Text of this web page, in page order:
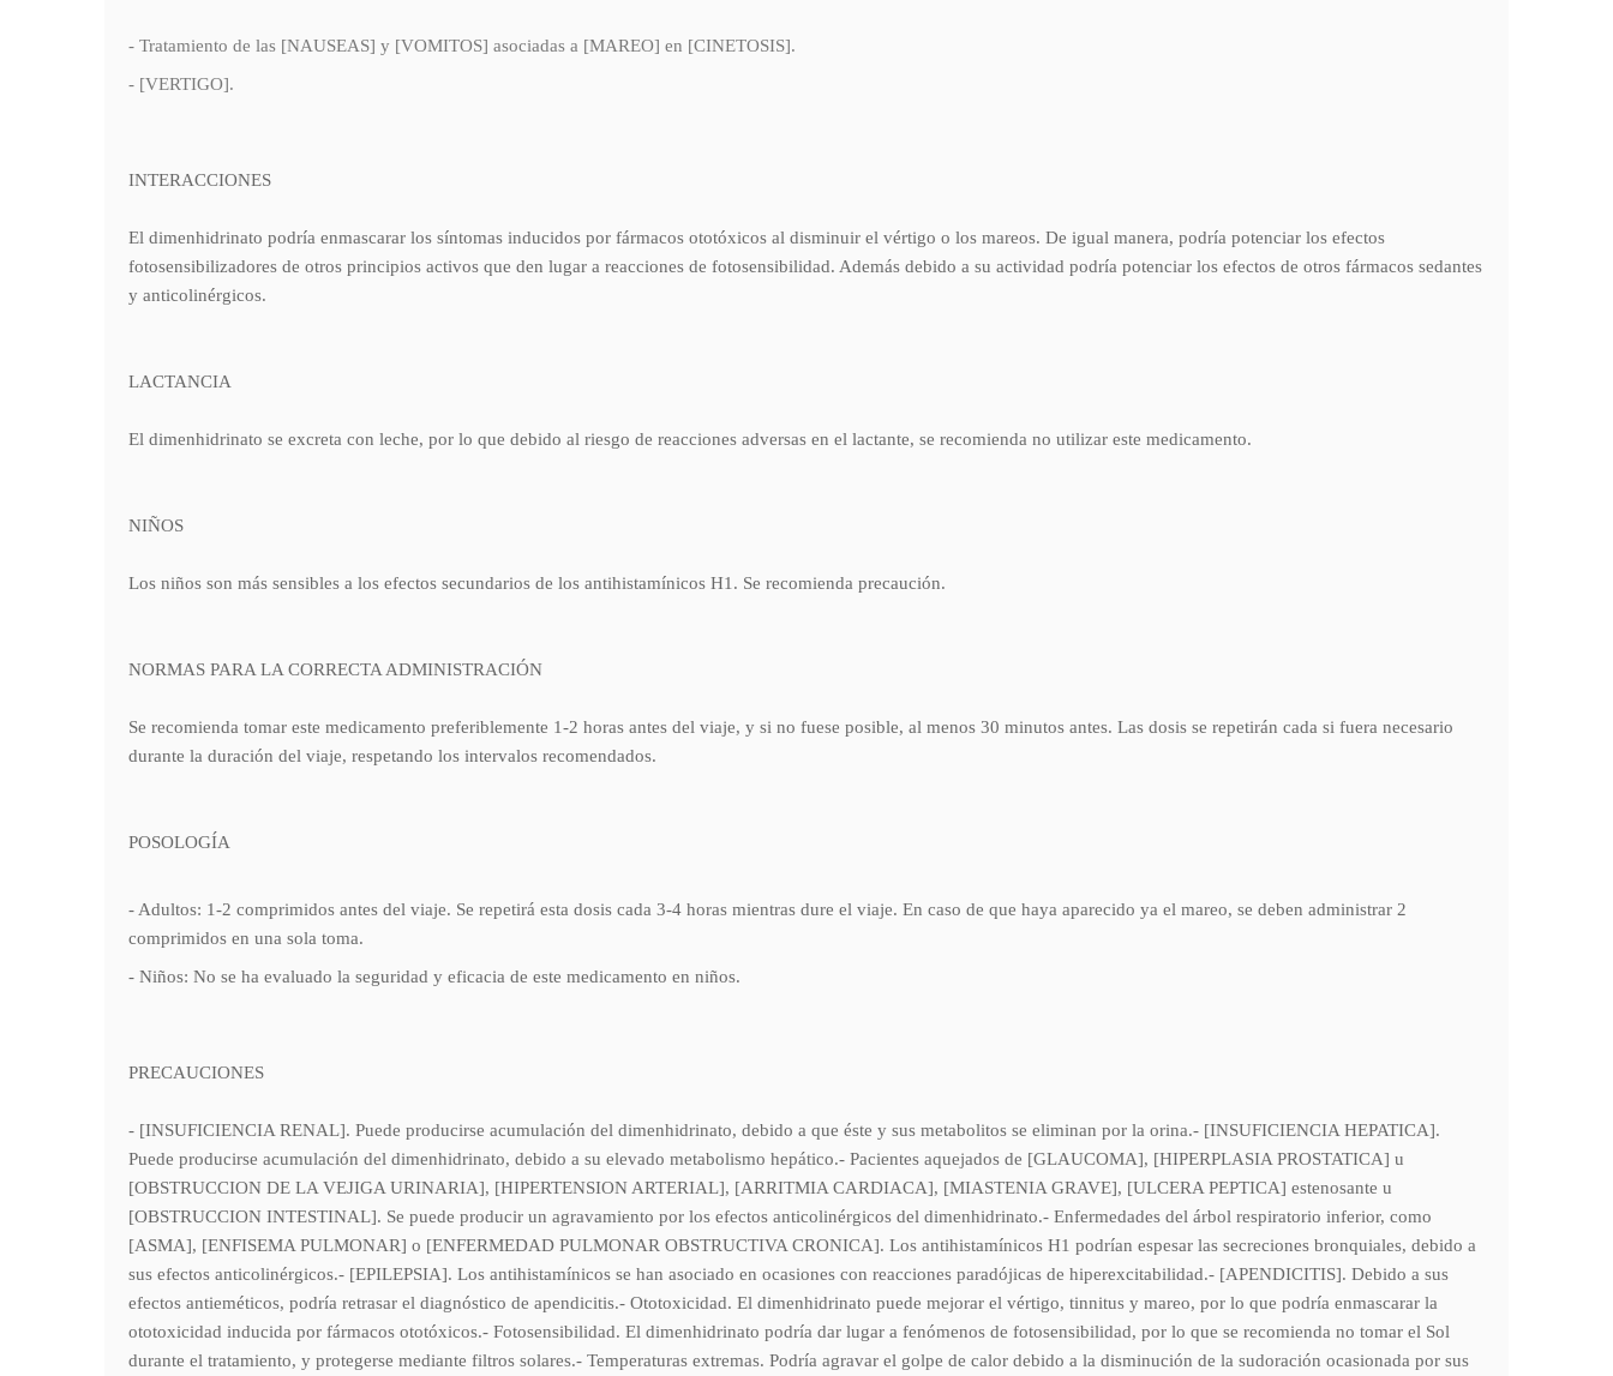
- Tratamiento de las [NAUSEAS] y [VOMITOS] asociadas a [MAREO] en [CINETOSIS].
- [VERTIGO].
INTERACCIONES
El dimenhidrinato podría enmascarar los síntomas inducidos por fármacos ototóxicos al disminuir el vértigo o los mareos. De igual manera, podría potenciar los efectos
fotosensibilizadores de otros principios activos que den lugar a reacciones de fotosensibilidad. Además debido a su actividad podría potenciar los efectos de otros fármacos sedantes
y anticolinérgicos.
LACTANCIA
El dimenhidrinato se excreta con leche, por lo que debido al riesgo de reacciones adversas en el lactante, se recomienda no utilizar este medicamento.
NIÑOS
Los niños son más sensibles a los efectos secundarios de los antihistamínicos H1. Se recomienda precaución.
NORMAS PARA LA CORRECTA ADMINISTRACIÓN
Se recomienda tomar este medicamento preferiblemente 1-2 horas antes del viaje, y si no fuese posible, al menos 30 minutos antes. Las dosis se repetirán cada si fuera necesario
durante la duración del viaje, respetando los intervalos recomendados.
POSOLOGÍA
- Adultos: 1-2 comprimidos antes del viaje. Se repetirá esta dosis cada 3-4 horas mientras dure el viaje. En caso de que haya aparecido ya el mareo, se deben administrar 2
comprimidos en una sola toma.
- Niños: No se ha evaluado la seguridad y eficacia de este medicamento en niños.
PRECAUCIONES
- [INSUFICIENCIA RENAL]. Puede producirse acumulación del dimenhidrinato, debido a que éste y sus metabolitos se eliminan por la orina.- [INSUFICIENCIA HEPATICA].
Puede producirse acumulación del dimenhidrinato, debido a su elevado metabolismo hepático.- Pacientes aquejados de [GLAUCOMA], [HIPERPLASIA PROSTATICA] u
[OBSTRUCCION DE LA VEJIGA URINARIA], [HIPERTENSION ARTERIAL], [ARRITMIA CARDIACA], [MIASTENIA GRAVE], [ULCERA PEPTICA] estenosante u
[OBSTRUCCION INTESTINAL]. Se puede producir un agravamiento por los efectos anticolinérgicos del dimenhidrinato.- Enfermedades del árbol respiratorio inferior, como
[ASMA], [ENFISEMA PULMONAR] o [ENFERMEDAD PULMONAR OBSTRUCTIVA CRONICA]. Los antihistamínicos H1 podrían espesar las secreciones bronquiales, debido a
sus efectos anticolinérgicos.- [EPILEPSIA]. Los antihistamínicos se han asociado en ocasiones con reacciones paradójicas de hiperexcitabilidad.- [APENDICITIS]. Debido a sus
efectos antieméticos, podría retrasar el diagnóstico de apendicitis.- Ototoxicidad. El dimenhidrinato puede mejorar el vértigo, tinnitus y mareo, por lo que podría enmascarar la
ototoxicidad inducida por fármacos ototóxicos.- Fotosensibilidad. El dimenhidrinato podría dar lugar a fenómenos de fotosensibilidad, por lo que se recomienda no tomar el Sol
durante el tratamiento, y protegerse mediante filtros solares.- Temperaturas extremas. Podría agravar el golpe de calor debido a la disminución de la sudoración ocasionada por sus